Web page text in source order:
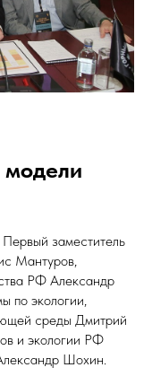
модели
заместитель
Мантуров,
РФ Александр
по экологии,
среды Дмитрий
и экологии РФ
Шохин.